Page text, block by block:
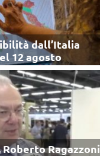
dall’Italia
12 agosto
Roberto Ragazzoni